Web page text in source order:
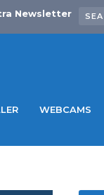
Newsletter
WEBCAMS